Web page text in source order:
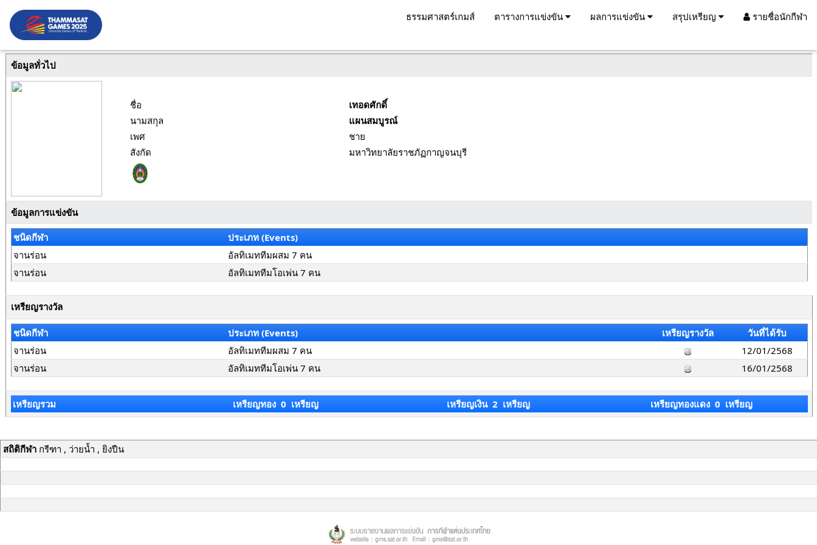
ธรรมศาสตร์เกมส์ ตารางการแข่งขัน ผลการแข่งขัน สรุปเหรียญ รายชื่อนักกีฬา
ข้อมูลทั่วไป
ชื่อ
เทอดศักดิ์
นามสกุล
แผนสมบูรณ์
เพศ
ชาย
สังกัด
มหาวิทยาลัยราชภัฏกาญจนบุรี
ข้อมูลการแข่งขัน
ชนิดกีฬา
ประเภท (Events)
จานร่อน
อัลทิเมททีมผสม 7 คน
จานร่อน
อัลทิเมททีมโอเพ่น 7 คน
เหรียญรางวัล
ชนิดกีฬา ประเภท (Events) เหรียญรางวัล
วันที่ได้รับ
จานร่อน
อัลทิเมททีมผสม 7 คน
12/01/2568
จานร่อน
อัลทิเมททีมโอเพ่น 7 คน 16/01/2568
เหรียญรวม เหรียญทอง 0 เหรียญ เหรียญเงิน 2 เหรียญ เหรียญทองแดง 0 เหรียญ
สถิติกีฬากรีฑา , ว่ายน้ำ , ยิงปืน